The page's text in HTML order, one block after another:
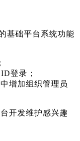
基础平台系统功能
登录；
增加组织管理员
开发维护感兴趣